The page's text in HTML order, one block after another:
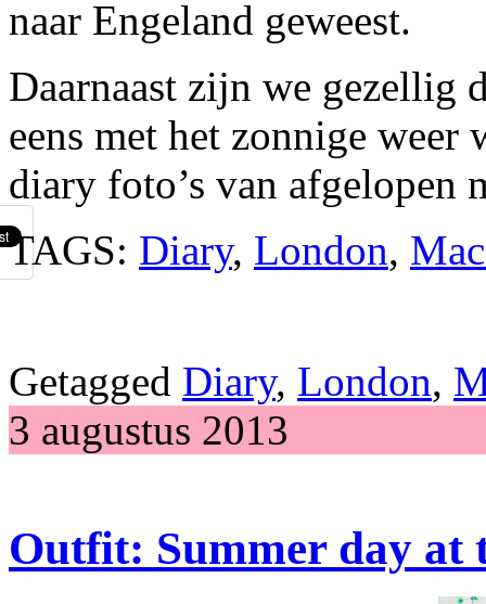
naar Engeland geweest.
Daarnaast zijn we gezellig
eens met het zonnige weer
diary foto’s van afgelopen
TAGS: Diary, London,
Getagged Diary, London,
3 augustus 2013
Outfit: Summer day at